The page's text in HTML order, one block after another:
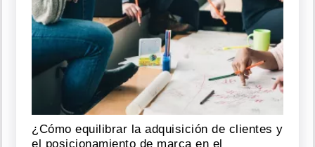
¿Cómo equilibrar la adquisición de clientes y
el posicionamiento de marca en el